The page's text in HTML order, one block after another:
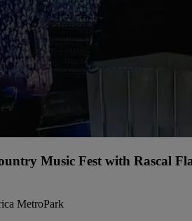
Music Fest with Rascal
MetroPark